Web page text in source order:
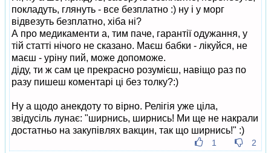
покладуть, глянуть - все безплатно :) ну і у морг
відвезуть безплатно, хіба ні?
А про медикаменти а, тим паче, гарантії одужання, у
тій статті нічого не сказано. Маєш бабки - лікуйся, не
маєш - уріну пий, може допоможе.
діду, ти ж сам це прекрасно розумієш, навіщо раз по
разу пишеш коментарі ці без толку?:)
Ну а щодо анекдоту то вірно. Релігія уже ціла,
звідусіль лунає: "ширнись, ширнись! Ми ще не накрали
достатньо на закупівлях вакцин, так що ширнись!" :)
1 2